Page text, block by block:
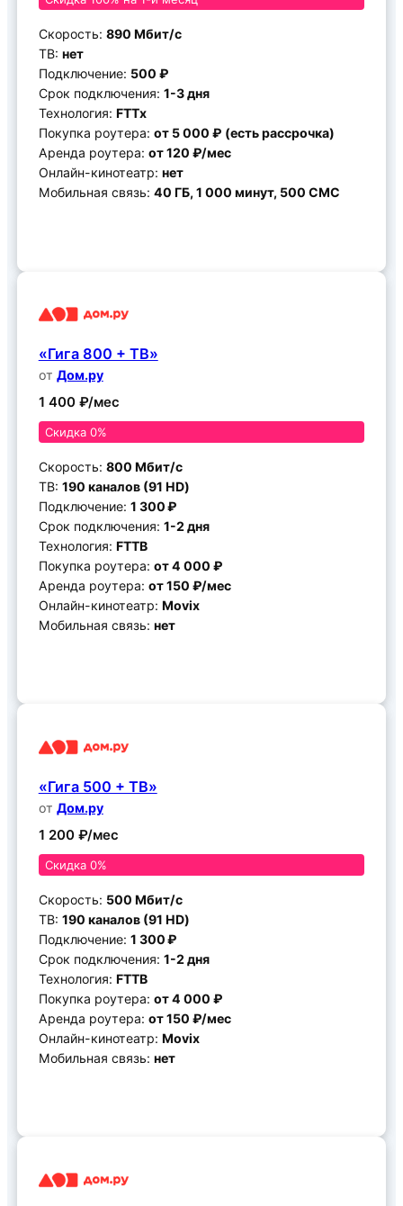
Скорость: 890 Мбит/с
ТВ: нет
Подключение: 500 ₽
Срок подключения: 1-3 дня
Технология: FTTx
Покупка роутера: от 5 000 ₽ (есть рассрочка)
Аренда роутера: от 120 ₽/мес
Онлайн-кинотеатр: нет
Мобильная связь: 40 ГБ, 1 000 минут, 500 СМС
«Гига 800 + ТВ»
от Дом.ру
1 400 ₽/мес
Скидка 0%
Скорость: 800 Мбит/c
ТВ: 190 каналов (91 HD)
Подключение: 1 300 ₽
Срок подключения: 1-2 дня
Технология: FTTB
Покупка роутера: от 4 000 ₽
Аренда роутера: от 150 ₽/мес
Онлайн-кинотеатр: Movix
Мобильная связь: нет
«Гига 500 + ТВ»
от Дом.ру
1 200 ₽/мес
Скидка 0%
Скорость: 500 Мбит/c
ТВ: 190 каналов (91 HD)
Подключение: 1 300 ₽
Срок подключения: 1-2 дня
Технология: FTTB
Покупка роутера: от 4 000 ₽
Аренда роутера: от 150 ₽/мес
Онлайн-кинотеатр: Movix
Мобильная связь: нет